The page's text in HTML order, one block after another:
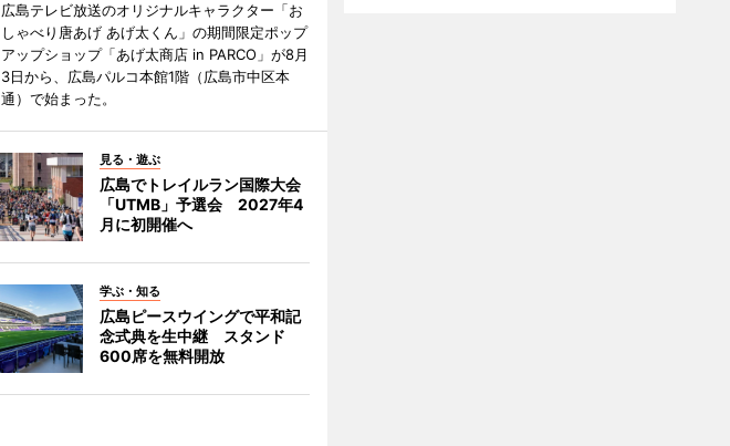
広島テレビ放送のオリジナルキャラクター「お
しゃべり唐あげ あげ太くん」の期間限定ポップ
アップショップ「あげ太商店 in PARCO」が8月
3日から、広島パルコ本館1階（広島市中区本
通）で始まった。
見る・遊ぶ
広島でトレイルラン国際大会
「UTMB」予選会 2027年4
月に初開催へ
学ぶ・知る
広島ピースウイングで平和記
念式典を生中継 スタンド
600席を無料開放